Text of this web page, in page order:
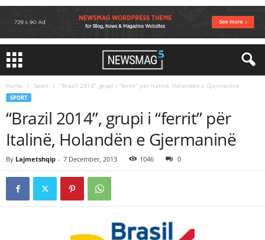
Home Sport “Brazil 2014”, grupi i “ferrit” për Italinë, Holandën e Gjermaninë
SPORT
“Brazil 2014”, grupi i “ferrit” për
Italinë, Holandën e Gjermaninë
By Lajmetshqip - 7 December, 2013 1046 0